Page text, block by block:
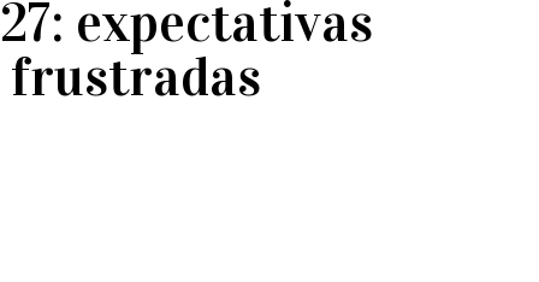
expectativas
frustradas